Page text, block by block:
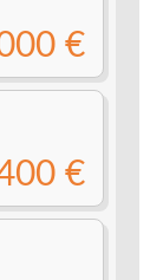
1.000 €
400 €